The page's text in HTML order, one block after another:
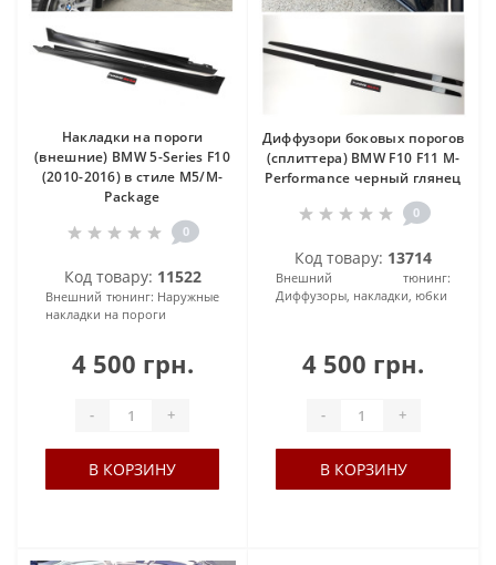
Накладки на пороги
(внешние) BMW 5-Series F10
(2010-2016) в стиле M5/M-
Package
0
Код товару: 11522
Внешний тюнинг: Наружные
накладки на пороги
4 500 грн.
- +
В КОРЗИНУ
Диффузори боковых порогов
(сплиттера) BMW F10 F11 M-
Performance черный глянец
0
Код товару: 13714
Внешний тюнинг:
Диффузоры, накладки, юбки
4 500 грн.
- +
В КОРЗИНУ